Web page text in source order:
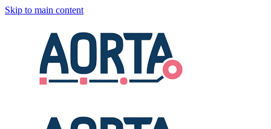
Skip to main content